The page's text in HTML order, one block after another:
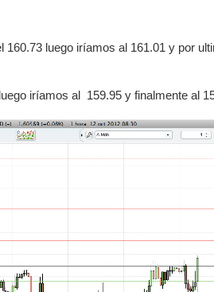
luego iríamos al 161.01 y por
iríamos al 159.95 y finalmente al